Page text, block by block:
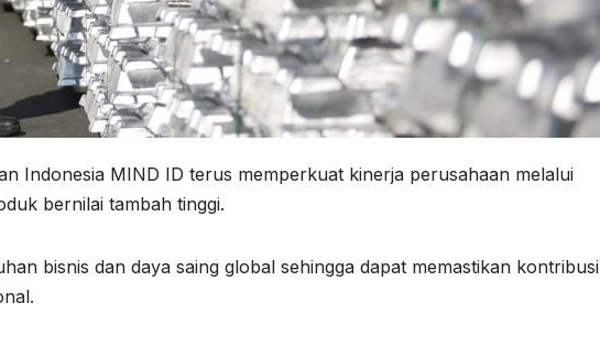
Indonesia MIND ID terus memperkuat kinerja perusahaan melalui
bernilai tambah tinggi.
bisnis dan daya saing global sehingga dapat memastikan kontribusi